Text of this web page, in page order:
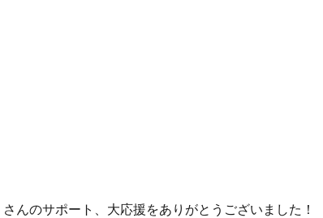
んのサポート、大応援をありがとうございました！